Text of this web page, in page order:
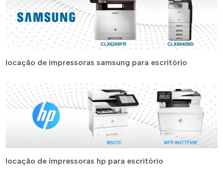
locação de impressoras samsung para escritório
locação de impressoras hp para escritório